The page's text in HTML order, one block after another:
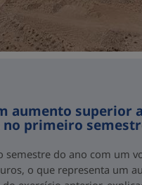
aumento superior
primeiro
semestre do ano com um
o que representa um